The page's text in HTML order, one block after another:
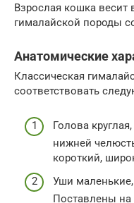
Взрослая кошка весит
гималайской породы
Анатомические
Классическая
соответствовать
Голова
нижней
короткий,
Уши
Поставлены на